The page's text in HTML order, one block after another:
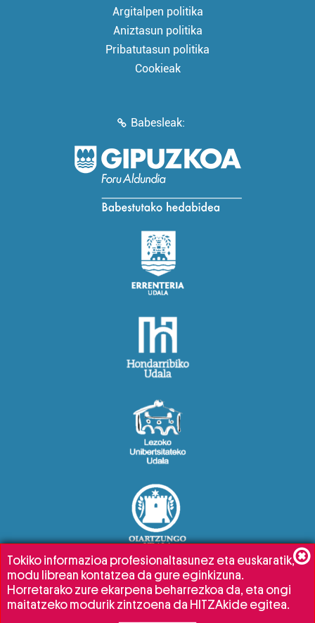
Argitalpen politika
Aniztasun politika
Pribatutasun politika
Cookieak
Babesleak:
Tokiko informazioa profesionaltasunez eta euskaratik,
modu librean kontatzea da gure eginkizuna.
Horretarako zure ekarpena beharrezkoa da, eta ongi
maitatzeko modurik zintzoena da HITZAkide egitea.